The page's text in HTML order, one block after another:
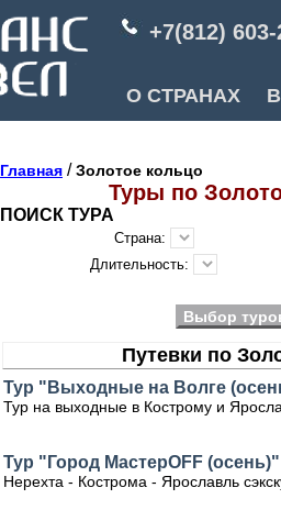
+7(812)
О СТРАНАХ
Главная /Золотое кольцо
Туры по
ПОИСК ТУРА
Страна:
Длительность:
Выбор
Путевки по
Тур "Выходные на Волге
Тур на выходные в Кострому и
Тур "Город МастерOFF (осень)"
Нерехта - Кострома - Ярославль